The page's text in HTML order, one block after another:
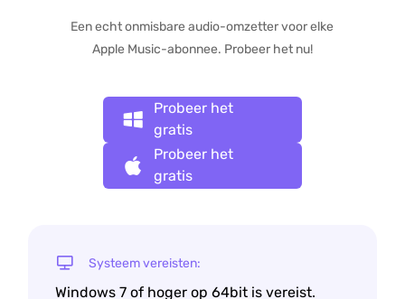
Een echt onmisbare audio-omzetter voor elke
Apple Music-abonnee. Probeer het nu!
Probeer het
gratis
Probeer het
gratis
Systeem vereisten:
Windows 7 of hoger op 64bit is vereist.